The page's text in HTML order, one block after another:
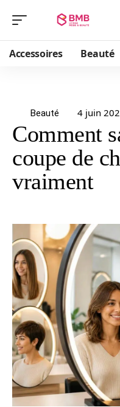
Accessoires Beauté
Beauté 4 juin
Comment
coupe de
vraiment